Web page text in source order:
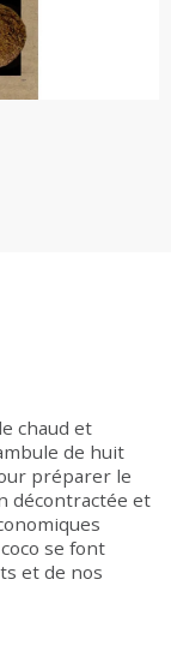
chaud et
de huit
préparer le
décontractée et
se font
et de nos